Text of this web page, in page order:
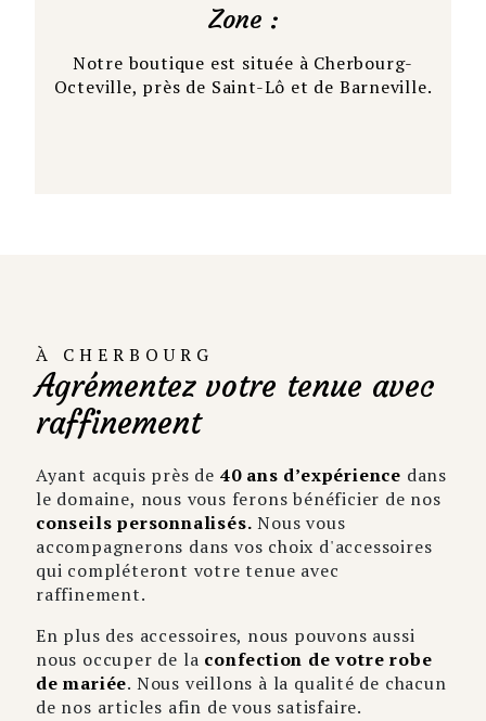
Zone :
Notre boutique est située à Cherbourg-
Octeville, près de Saint-Lô et de Barneville.
À CHERBOURG
Agrémentez votre tenue avec
raffinement
Ayant acquis près de 40 ans d’expérience dans
le domaine, nous vous ferons bénéficier de nos
conseils personnalisés. Nous vous
accompagnerons dans vos choix d'accessoires
qui compléteront votre tenue avec
raffinement.
En plus des accessoires, nous pouvons aussi
nous occuper de la confection de votre robe
de mariée. Nous veillons à la qualité de chacun
de nos articles afin de vous satisfaire.